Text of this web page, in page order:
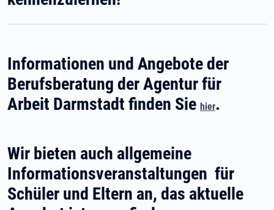
Informationen und Angebote der
Berufsberatung der Agentur für
Arbeit Darmstadt finden Sie hier.
Wir bieten auch allgemeine
Informationsveranstaltungen für
Schüler und Eltern an, das aktuelle